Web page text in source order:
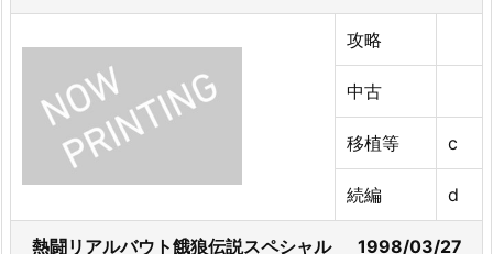
攻略
中古
移植等 c
続編 d
熱闘リアルバウト餓狼伝説スペシャル 1998/03/27